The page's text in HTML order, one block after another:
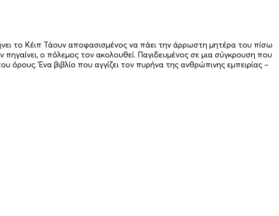
το Κέιπ Τάουν αποφασισμένος να πάει την άρρωστη μητέρα του πίσω
ο πόλεμος τον ακολουθεί. Παγιδευμένος σε μια σύγκρουση που
όρους. Ένα βιβλίο που αγγίζει τον πυρήνα της ανθρώπινης εμπειρίας –